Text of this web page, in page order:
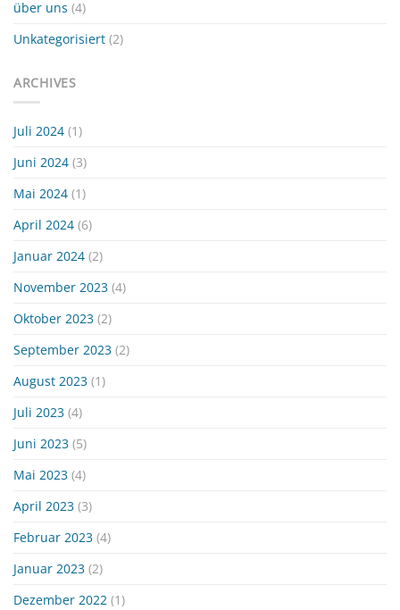
über uns (4)
Unkategorisiert (2)
ARCHIVES
Juli 2024 (1)
Juni 2024 (3)
Mai 2024 (1)
April 2024 (6)
Januar 2024 (2)
November 2023 (4)
Oktober 2023 (2)
September 2023 (2)
August 2023 (1)
Juli 2023 (4)
Juni 2023 (5)
Mai 2023 (4)
April 2023 (3)
Februar 2023 (4)
Januar 2023 (2)
Dezember 2022 (1)